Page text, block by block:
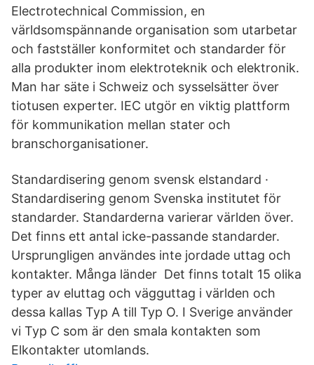
Electrotechnical Commission, en
världsomspännande organisation som utarbetar
och fastställer konformitet och standarder för
alla produkter inom elektroteknik och elektronik.
Man har säte i Schweiz och sysselsätter över
tiotusen experter. IEC utgör en viktig plattform
för kommunikation mellan stater och
branschorganisationer.
Standardisering genom svensk elstandard ·
Standardisering genom Svenska institutet för
standarder. Standarderna varierar världen över.
Det finns ett antal icke-passande standarder.
Ursprungligen användes inte jordade uttag och
kontakter. Många länder Det finns totalt 15 olika
typer av eluttag och vägguttag i världen och
dessa kallas Typ A till Typ O. I Sverige använder
vi Typ C som är den smala kontakten som
Elkontakter utomlands.